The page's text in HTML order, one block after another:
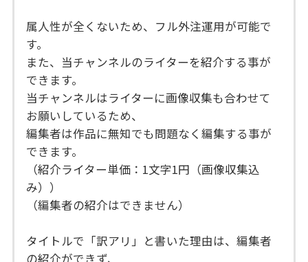
属人性が全くないため、フル外注運用が可能で
す。
また、当チャンネルのライターを紹介する事が
できます。
当チャンネルはライターに画像収集も合わせて
お願いしているため、
編集者は作品に無知でも問題なく編集する事が
できます。
（紹介ライター単価：1文字1円（画像収集込
み））
（編集者の紹介はできません）
タイトルで「訳アリ」と書いた理由は、編集者
の紹介ができず、